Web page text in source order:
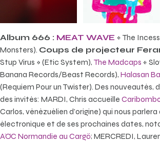
Album 666 : MEAT WAVE « The
Monsters). Coups de projecteur
Stup Virus » (Etic System), The Madcaps «
Banana Records/Beast Records), Halasan
(Requiem Pour un Twister). Des nouveautés,
des invités: MARDI, Chris accueille
Carlos, vénézuélien d’origine) qui nous
électronique et de ses prochaines dates,
AÖC Normandie au Cargö; MERCREDI,